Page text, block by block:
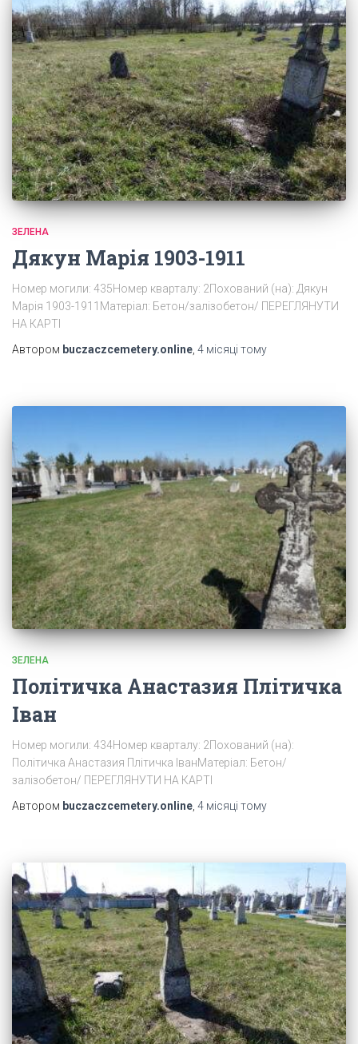
ЗЕЛЕНА
Дякун Марія 1903-1911
Номер могили: 435Номер кварталу: 2Похований (на): Дякун
Марія 1903-1911Матеріал: Бетон/залізобетон/ ПЕРЕГЛЯНУТИ
НА КАРТІ
Автором buczaczcemetery.online, 4 місяці тому
ЗЕЛЕНА
Політичка Анастазия Плітичка
Іван
Номер могили: 434Номер кварталу: 2Похований (на):
Політичка Анастазия Плітичка ІванМатеріал: Бетон/
залізобетон/ ПЕРЕГЛЯНУТИ НА КАРТІ
Автором buczaczcemetery.online 4 місяці тому